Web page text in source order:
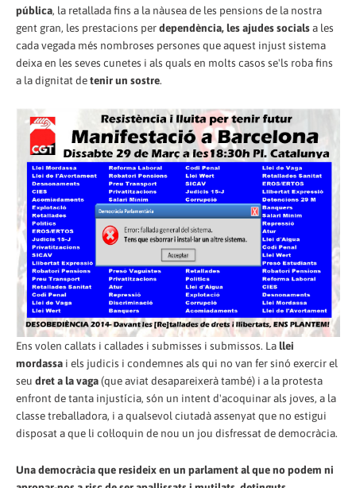
pública, la retallada fins a la nàusea de les pensions de la nostra
gent gran, les prestacions perdependència, les ajudes socialsa les
cada vegada més nombroses persones que aquest injust sistema
deixa en les seves cunetes i als quals en molts casos se'ls roba fins
a la dignitat detenir un sostre.
Ens volen callats i callades i submisses i submissos. Lallei
mordassa i els judicis i condemnes als qui no van fer sinó exercir el
seu dret a la vaga(que aviat desapareixerà també) i a la protesta
enfront de tanta injustícia, són un intent d'acoquinar als joves, a la
classe treballadora, i a qualsevol ciutadà assenyat que no estigui
disposat a que li col·loquin de nou un jou disfressat de democràcia.
Una democràcia que resideix en un parlament al que no podem ni